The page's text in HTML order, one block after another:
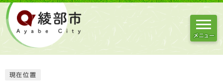
メニュー
現在位置